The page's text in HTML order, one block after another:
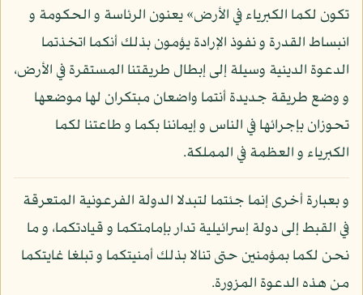
تكون لكما الكبرياء في الأرض» يعنون الرئاسة و الحكومة و
انبساط القدرة و نفوذ الإرادة يؤمون بذلك أنكما اتخذتما
الدعوة الدينية وسيلة إلى إبطال طريقتنا المستقرة في الأرض،
و وضع طريقة جديدة أنتما واضعان مبتكران لها موضعها
تحوزان بإجرائها في الناس و إيماننا بكما و طاعتنا لكما
الكبرياء و العظمة في المملكة.
و بعبارة أخرى إنما جئتما لتبدلا الدولة الفرعونية المتعرقة
في القبط إلى دولة إسرائيلية تدار بإمامتكما و قيادتكما، و ما
نحن لكما بمؤمنين حتى تنالا بذلك أمنيتكما و تبلغا غايتكما
من هذه الدعوة المزورة.